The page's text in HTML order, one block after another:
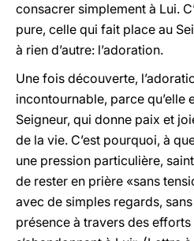
consacrer simplement à Lui.
pure, celle qui fait place au
à rien d’autre: l’adoration.
Une fois découverte,
incontournable, parce qu’elle
Seigneur, qui donne paix et
de la vie. C’est pourquoi, à
une pression particulière,
de rester en prière «sans
avec de simples regards,
présence à travers des